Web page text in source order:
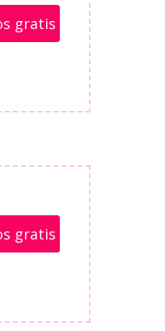
gratis
gratis